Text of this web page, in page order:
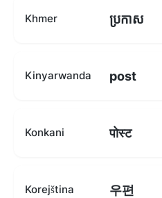
Khmer ប្រកាស
Kinyarwanda post
Konkani पोस्ट
Korejština 우편